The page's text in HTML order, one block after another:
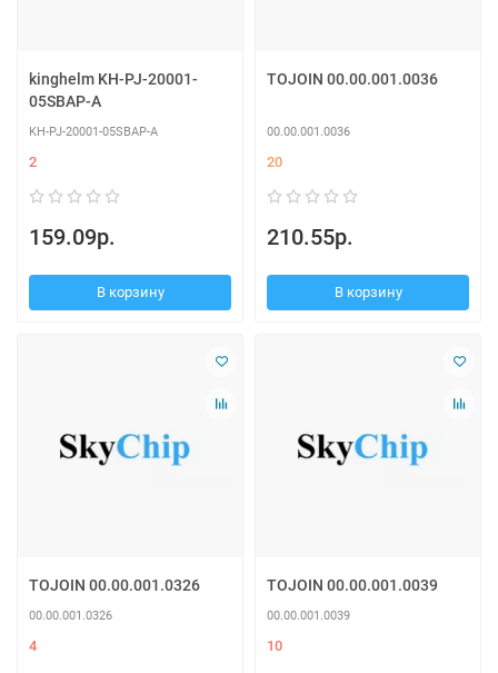
kinghelm KH-PJ-20001-
05SBAP-A
KH-PJ-20001-05SBAP-A
2
159.09р.
В корзину
TOJOIN 00.00.001.0036
00.00.001.0036
20
210.55р.
В корзину
TOJOIN 00.00.001.0326
00.00.001.0326
4
TOJOIN 00.00.001.0039
00.00.001.0039
10